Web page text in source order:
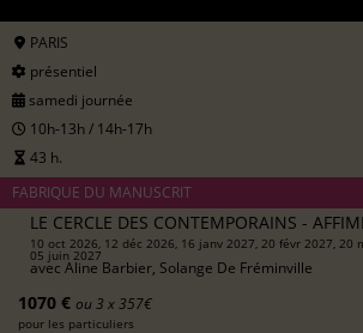
PARIS
présentiel
samedi journée
10h-13h / 14h-17h
43 h.
FABRIQUE DU MANUSCRIT
LE CERCLE DES CONTEMPORAINS -
10 oct 2026, 12 déc 2026, 16 janv 2027, 20 févr 2027, 20
05 juin 2027
avec Aline Barbier, Solange De Fréminville
1070 € ou 3 x 357€
pour les particuliers